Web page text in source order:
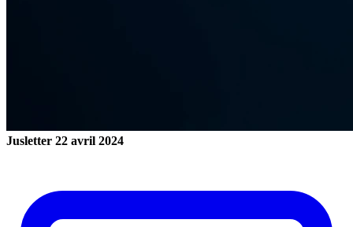
Jusletter 22 avril 2024